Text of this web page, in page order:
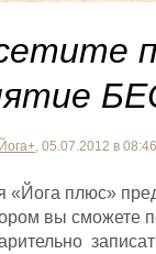
, 05.07.2012 в 08:46
«Йога плюс»
вы сможете